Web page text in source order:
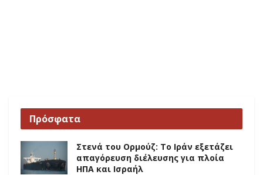
Πρόσφατα
Στενά του Ορμούζ: Το Ιράν εξετάζει
απαγόρευση διέλευσης για πλοία
ΗΠΑ και Ισραήλ